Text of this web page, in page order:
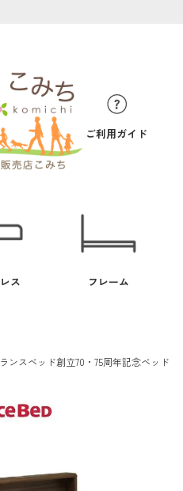
ご利用ガイド
ス フレーム
ンスベッド創立70・75周年記念ベッド